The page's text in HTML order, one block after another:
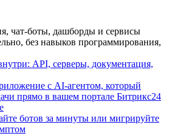
чат-боты, дашборды и сервисы
без навыков программирования,
API, серверы, документация,
с AI-агентом, который
прямо в вашем портале Битрикс24
ботов за минуты или мигрируйте